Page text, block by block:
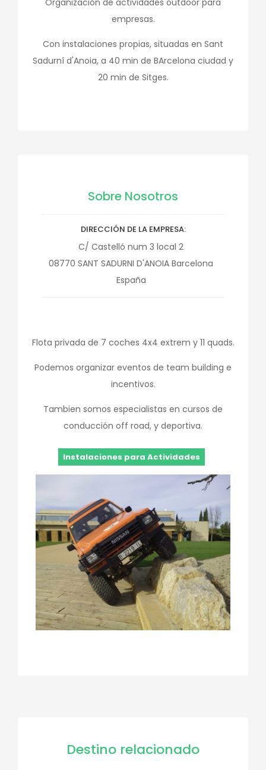
empresas.
Con instalaciones propias, situadas en Sant
Sadurní d'Anoia, a 40 min de BArcelona ciudad y
20 min de Sitges.
Sobre Nosotros
DIRECCIÓN DE LA EMPRESA
C/ Castelló num 3 local 2
08770 SANT SADURNI D'ANOIA Barcelona
España
Flota privada de 7 coches 4x4 extrem y 11 quads.
Podemos organizar eventos de team building e
incentivos.
Tambien somos especialistas en cursos de
conducción off road, y deportiva.
Instalaciones para Actividades
Destino relacionado